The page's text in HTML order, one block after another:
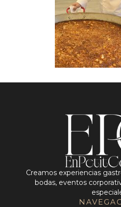
Creamos experiencias
bodas, eventos